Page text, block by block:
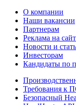
О компании
Наши вакансии
Партнерам
Реклама на
Новости и
Инвесторам
Кандидаты по
Требования к
Безопасный